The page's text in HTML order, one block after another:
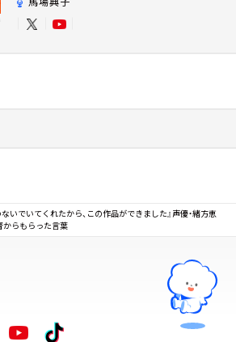
いでいてくれたから、この作品ができました』声優・緒方恵
からもらった言葉